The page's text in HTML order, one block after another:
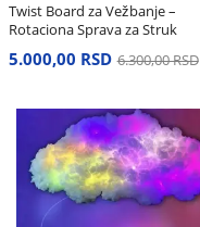
Twist Board za Vežbanje –
Rotaciona Sprava za Struk
5.000,00 RSD 6.300,00 RSD